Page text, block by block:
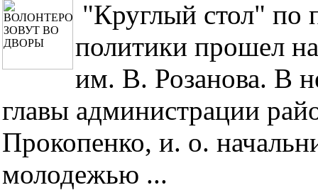
"Круглый стол" по
политики прошел
им. В. Розанова. В
главы администрации
Прокопенко, и. о.
молодежью ...